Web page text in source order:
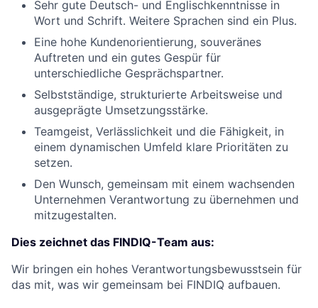
Sehr gute Deutsch- und Englischkenntnisse in
Wort und Schrift. Weitere Sprachen sind ein Plus.
Eine hohe Kundenorientierung, souveränes
Auftreten und ein gutes Gespür für
unterschiedliche Gesprächspartner.
Selbstständige, strukturierte Arbeitsweise und
ausgeprägte Umsetzungsstärke.
Teamgeist, Verlässlichkeit und die Fähigkeit, in
einem dynamischen Umfeld klare Prioritäten zu
setzen.
Den Wunsch, gemeinsam mit einem wachsenden
Unternehmen Verantwortung zu übernehmen und
mitzugestalten.
Dies zeichnet das FINDIQ-Team aus:
Wir bringen ein hohes Verantwortungsbewusstsein für
das mit, was wir gemeinsam bei FINDIQ aufbauen.